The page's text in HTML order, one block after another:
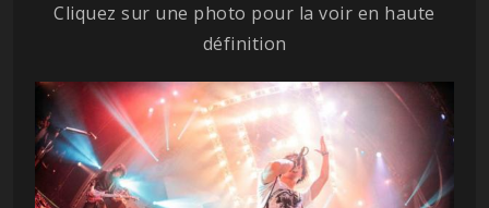
Cliquez sur une photo pour la voir en haute
définition